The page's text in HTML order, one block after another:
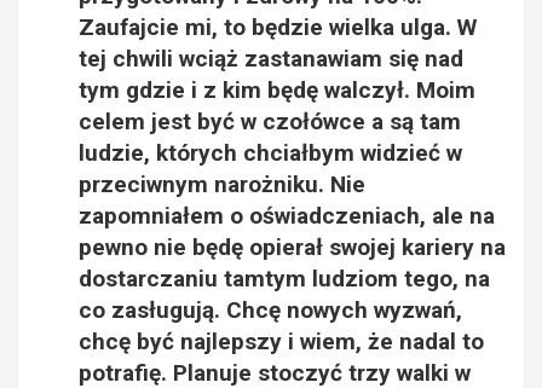
Zaufajcie mi, to będzie wielka ulga. W
tej chwili wciąż zastanawiam się nad
tym gdzie i z kim będę walczył. Moim
celem jest być w czołówce a są tam
ludzie, których chciałbym widzieć w
przeciwnym narożniku. Nie
zapomniałem o oświadczeniach, ale na
pewno nie będę opierał swojej kariery na
dostarczaniu tamtym ludziom tego, na
co zasługują. Chcę nowych wyzwań,
chcę być najlepszy i wiem, że nadal to
potrafię. Planuje stoczyć trzy walki w